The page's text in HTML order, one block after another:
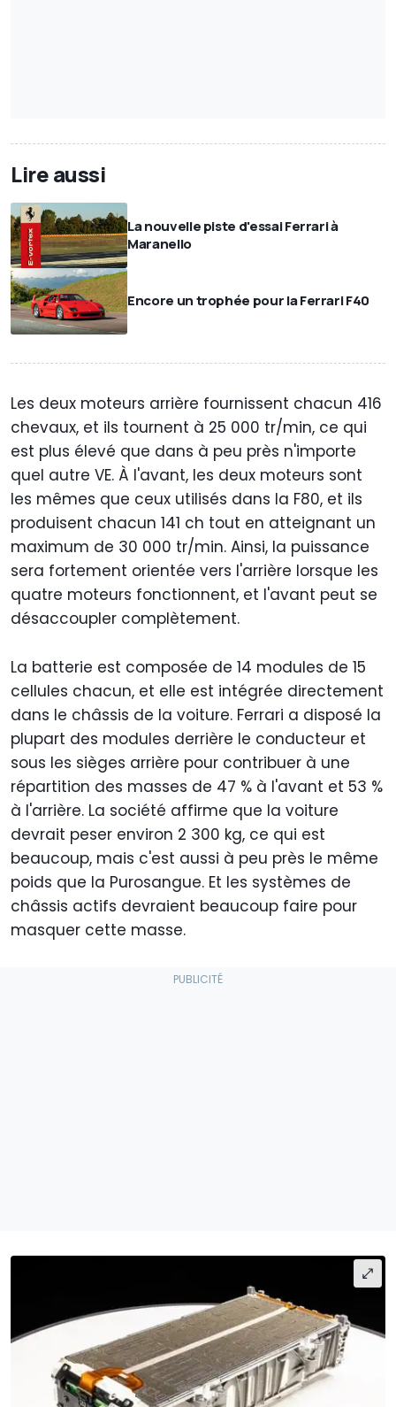
Lire aussi
La nouvelle piste d'essai Ferrari à
Maranello
Encore un trophée pour la Ferrari F40
Les deux moteurs arrière fournissent chacun 416
chevaux, et ils tournent à 25 000 tr/min, ce qui
est plus élevé que dans à peu près n'importe
quel autre VE. À l'avant, les deux moteurs sont
les mêmes que ceux utilisés dans la F80, et ils
produisent chacun 141 ch tout en atteignant un
maximum de 30 000 tr/min. Ainsi, la puissance
sera fortement orientée vers l'arrière lorsque les
quatre moteurs fonctionnent, et l'avant peut se
désaccoupler complètement.
La batterie est composée de 14 modules de 15
cellules chacun, et elle est intégrée directement
dans le châssis de la voiture. Ferrari a disposé la
plupart des modules derrière le conducteur et
sous les sièges arrière pour contribuer à une
répartition des masses de 47 % à l'avant et 53 %
à l'arrière. La société affirme que la voiture
devrait peser environ 2 300 kg, ce qui est
beaucoup, mais c'est aussi à peu près le même
poids que la Purosangue. Et les systèmes de
châssis actifs devraient beaucoup faire pour
masquer cette masse.